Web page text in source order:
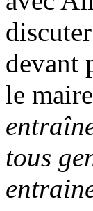
devant
le
tous